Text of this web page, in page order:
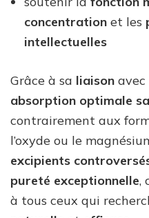
concentration et les
intellectuelles
Grâce à sa liaison avec
absorption optimale
contrairement aux
l’oxyde ou le
excipients
pureté exceptionnelle,
à tous ceux qui